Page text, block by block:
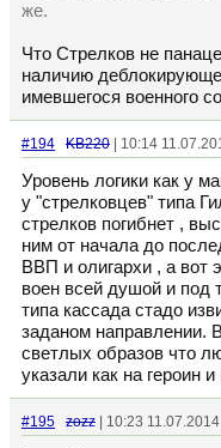
же.
Что Стрелков не
наличию
имевшегося военного
#194 KB220 | 10:14
Уровень логики как у
у "стрелковцев" типа
стрелков погибнет ,
ним от начала до
ВВП и олигархи , а вот
воен всей душой и под
типа кассада стадо
заданом направлении.
светлых образов что
указали как на героин
#195 zozz | 10:23